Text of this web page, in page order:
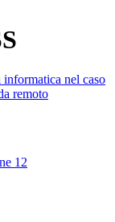
nel caso
remoto
12